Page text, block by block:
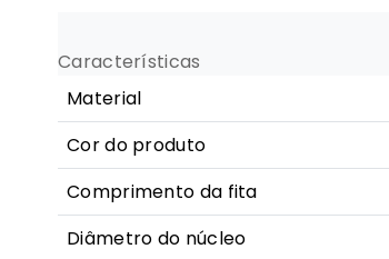
Características
Material
Cor do produto
Comprimento da fita
Diâmetro do núcleo